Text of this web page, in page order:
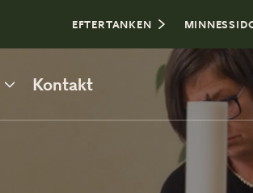
EFTERTANKEN
Kontakt
ATT PLANERA BEGRAVNING